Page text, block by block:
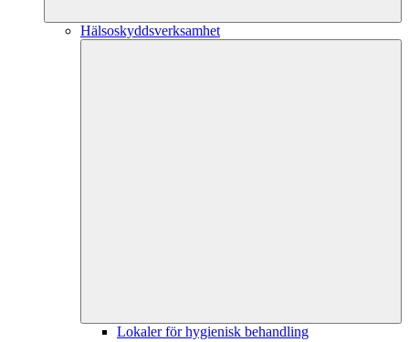
Hälsoskyddsverksamhet
Lokaler för hygienisk behandling